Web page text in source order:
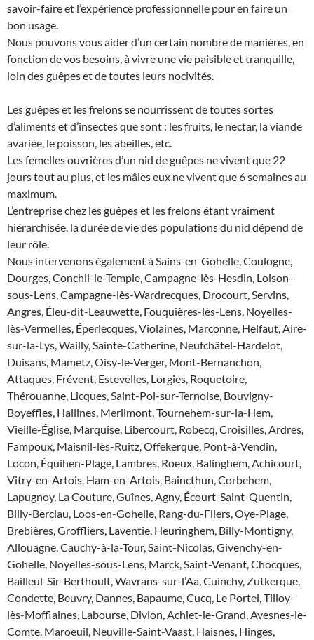
savoir-faire et l’expérience professionnelle pour en faire un
bon usage.
Nous pouvons vous aider d’un certain nombre de manières, en
fonction de vos besoins, à vivre une vie paisible et tranquille,
loin des guêpes et de toutes leurs nocivités.
Les guêpes et les frelons se nourrissent de toutes sortes
d’aliments et d’insectes que sont : les fruits, le nectar, la viande
avariée, le poisson, les abeilles, etc.
Les femelles ouvrières d’un nid de guêpes ne vivent que 22
jours tout au plus, et les mâles eux ne vivent que 6 semaines au
maximum.
L’entreprise chez les guêpes et les frelons étant vraiment
hiérarchisée, la durée de vie des populations du nid dépend de
leur rôle.
Nous intervenons également à Sains-en-Gohelle, Coulogne,
Dourges, Conchil-le-Temple, Campagne-lès-Hesdin, Loison-
sous-Lens, Campagne-lès-Wardrecques, Drocourt, Servins,
Angres, Éleu-dit-Leauwette, Fouquières-lès-Lens, Noyelles-
lès-Vermelles, Éperlecques, Violaines, Marconne, Helfaut, Aire-
sur-la-Lys, Wailly, Sainte-Catherine, Neufchâtel-Hardelot,
Duisans, Mametz, Oisy-le-Verger, Mont-Bernanchon,
Attaques, Frévent, Estevelles, Lorgies, Roquetoire,
Thérouanne, Licques, Saint-Pol-sur-Ternoise, Bouvigny-
Boyeffles, Hallines, Merlimont, Tournehem-sur-la-Hem,
Vieille-Église, Marquise, Libercourt, Robecq, Croisilles, Ardres,
Fampoux, Maisnil-lès-Ruitz, Offekerque, Pont-à-Vendin,
Locon, Équihen-Plage, Lambres, Roeux, Balinghem, Achicourt,
Vitry-en-Artois, Ham-en-Artois, Baincthun, Corbehem,
Lapugnoy, La Couture, Guînes, Agny, Écourt-Saint-Quentin,
Billy-Berclau, Loos-en-Gohelle, Rang-du-Fliers, Oye-Plage,
Brebières, Groffliers, Laventie, Heuringhem, Billy-Montigny,
Allouagne, Cauchy-à-la-Tour, Saint-Nicolas, Givenchy-en-
Gohelle, Noyelles-sous-Lens, Marck, Saint-Venant, Chocques,
Bailleul-Sir-Berthoult, Wavrans-sur-l’Aa, Cuinchy, Zutkerque,
Condette, Beuvry, Dannes, Bapaume, Cucq, Le Portel, Tilloy-
lès-Mofflaines, Labourse, Divion, Achiet-le-Grand, Avesnes-le-
Comte, Maroeuil, Neuville-Saint-Vaast, Haisnes, Hinges,